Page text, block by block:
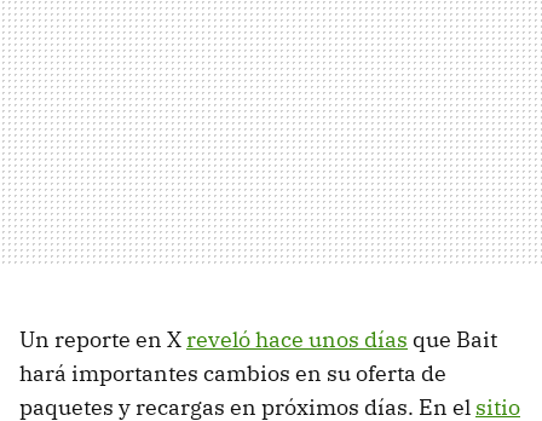
Un reporte en Xreveló hace unos días que Bait
hará importantes cambios en su oferta de
paquetes y recargas en próximos días. En el sitio